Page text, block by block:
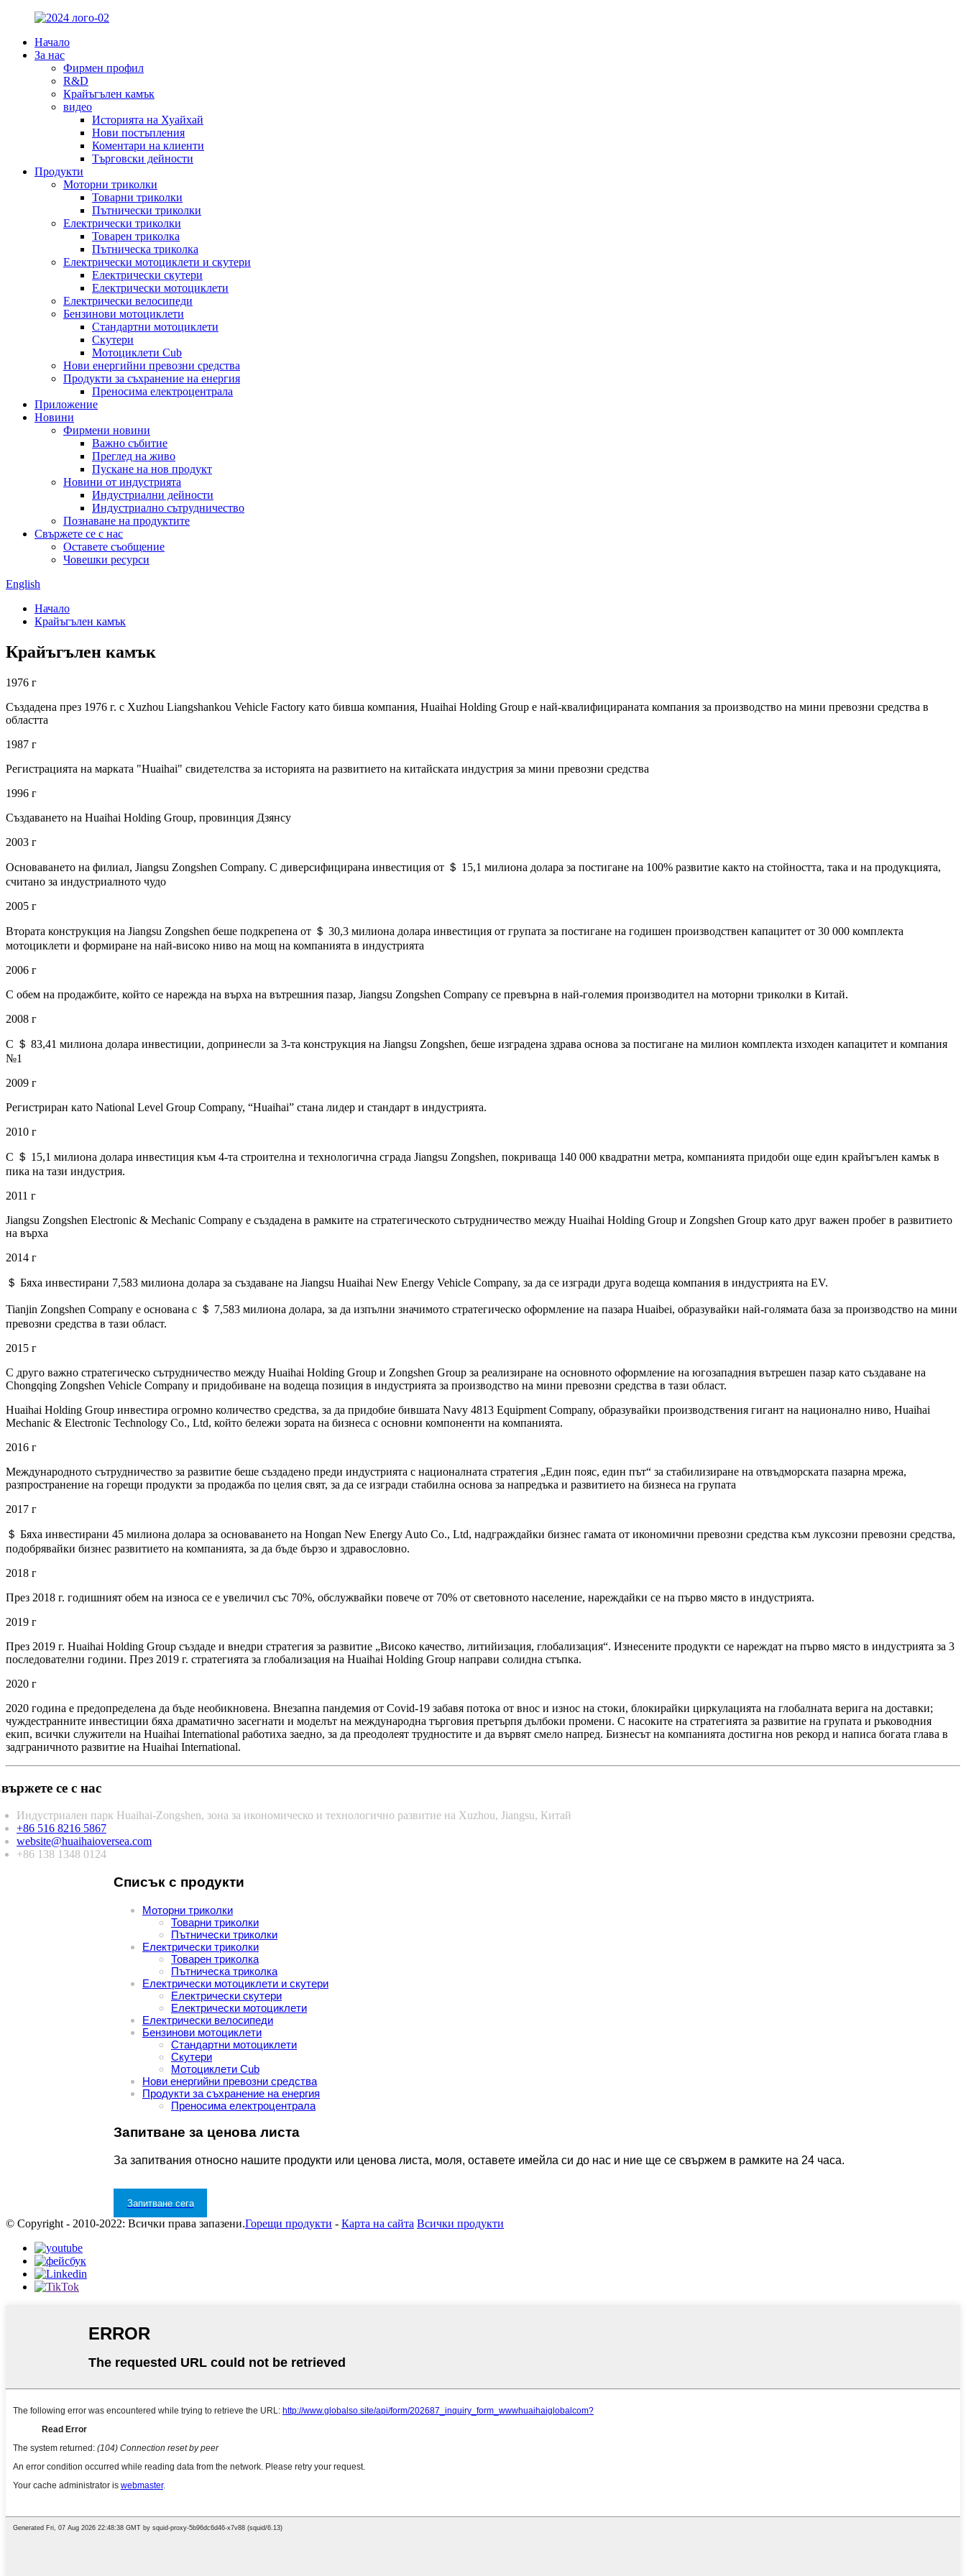
Начало
За нас
Фирмен профил
R&D
Крайъгълен камък
видео
Историята на Хуайхай
Нови постъпления
Коментари на клиенти
Търговски дейности
Продукти
Моторни триколки
Товарни триколки
Пътнически триколки
Електрически триколки
Товарен триколка
Пътническа триколка
Електрически мотоциклети и скутери
Електрически скутери
Електрически мотоциклети
Електрически велосипеди
Бензинови мотоциклети
Стандартни мотоциклети
Скутери
Мотоциклети Cub
Нови енергийни превозни средства
Продукти за съхранение на енергия
Преносима електроцентрала
Приложение
Новини
Фирмени новини
Важно събитие
Преглед на живо
Пускане на нов продукт
Новини от индустрията
Индустриални дейности
Индустриално сътрудничество
Познаване на продуктите
Свържете се с нас
Оставете съобщение
Човешки ресурси
English
Начало
Крайъгълен камък
Крайъгълен камък
1976 г
Създадена през 1976 г. с Xuzhou Liangshankou Vehicle Factory като бивша компания, Huaihai Holding Group е най-квалифицираната компания за производство на мини превозни средства в
областта
1987 г
Регистрацията на марката "Huaihai" свидетелства за историята на развитието на китайската индустрия за мини превозни средства
1996 г
Създаването на Huaihai Holding Group, провинция Дзянсу
2003 г
Основаването на филиал, Jiangsu Zongshen Company. С диверсифицирана инвестиция от ＄ 15,1 милиона долара за постигане на 100% развитие както на стойността, така и на продукцията,
считано за индустриалното чудо
2005 г
Втората конструкция на Jiangsu Zongshen беше подкрепена от ＄ 30,3 милиона долара инвестиция от групата за постигане на годишен производствен капацитет от 30 000 комплекта
мотоциклети и формиране на най-високо ниво на мощ на компанията в индустрията
2006 г
С обем на продажбите, който се нарежда на върха на вътрешния пазар, Jiangsu Zongshen Company се превърна в най-големия производител на моторни триколки в Китай.
2008 г
С ＄ 83,41 милиона долара инвестиции, допринесли за 3-та конструкция на Jiangsu Zongshen, беше изградена здрава основа за постигане на милион комплекта изходен капацитет и компания
№1
2009 г
Регистриран като National Level Group Company, “Huaihai” стана лидер и стандарт в индустрията.
2010 г
С ＄ 15,1 милиона долара инвестиция към 4-та строителна и технологична сграда Jiangsu Zongshen, покриваща 140 000 квадратни метра, компанията придоби още един крайъгълен камък в
пика на тази индустрия.
2011 г
Jiangsu Zongshen Electronic & Mechanic Company е създадена в рамките на стратегическото сътрудничество между Huaihai Holding Group и Zongshen Group като друг важен пробег в развитието
на върха
2014 г
＄ Бяха инвестирани 7,583 милиона долара за създаване на Jiangsu Huaihai New Energy Vehicle Company, за да се изгради друга водеща компания в индустрията на EV.
Tianjin Zongshen Company е основана с ＄ 7,583 милиона долара, за да изпълни значимото стратегическо оформление на пазара Huaibei, образувайки най-голямата база за производство на мини
превозни средства в тази област.
2015 г
С друго важно стратегическо сътрудничество между Huaihai Holding Group и Zongshen Group за реализиране на основното оформление на югозападния вътрешен пазар като създаване на
Chongqing Zongshen Vehicle Company и придобиване на водеща позиция в индустрията за производство на мини превозни средства в тази област.
Huaihai Holding Group инвестира огромно количество средства, за да придобие бившата Navy 4813 Equipment Company, образувайки производствения гигант на национално ниво, Huaihai
Mechanic & Electronic Technology Co., Ltd, който бележи зората на бизнеса с основни компоненти на компанията.
2016 г
Международното сътрудничество за развитие беше създадено преди индустрията с националната стратегия „Един пояс, един път“ за стабилизиране на отвъдморската пазарна мрежа,
разпространение на горещи продукти за продажба по целия свят, за да се изгради стабилна основа за напредъка и развитието на бизнеса на групата
2017 г
＄ Бяха инвестирани 45 милиона долара за основаването на Hongan New Energy Auto Co., Ltd, надграждайки бизнес гамата от икономични превозни средства към луксозни превозни средства,
подобрявайки бизнес развитието на компанията, за да бъде бързо и здравословно.
2018 г
През 2018 г. годишният обем на износа се е увеличил със 70%, обслужвайки повече от 70% от световното население, нареждайки се на първо място в индустрията.
2019 г
През 2019 г. Huaihai Holding Group създаде и внедри стратегия за развитие „Високо качество, литийизация, глобализация“. Изнесените продукти се нареждат на първо място в индустрията за 3
последователни години. През 2019 г. стратегията за глобализация на Huaihai Holding Group направи солидна стъпка.
2020 г
2020 година е предопределена да бъде необикновена. Внезапна пандемия от Covid-19 забавя потока от внос и износ на стоки, блокирайки циркулацията на глобалната верига на доставки;
чуждестранните инвестиции бяха драматично засегнати и моделът на международна търговия претърпя дълбоки промени. С насоките на стратегията за развитие на групата и ръководния
екип, всички служители на Huaihai International работиха заедно, за да преодолеят трудностите и да вървят смело напред. Бизнесът на компанията достигна нов рекорд и написа богата глава в
задграничното развитие на Huaihai International.
се с нас
Индустриален парк Huaihai-Zongshen, зона за икономическо и технологично развитие на Xuzhou, Jiangsu, Китай
+86 516 8216 5867
website@huaihaioversea.com
+86 138 1348 0124
Списък с продукти
Моторни триколки
Товарни триколки
Пътнически триколки
Електрически триколки
Товарен триколка
Пътническа триколка
Електрически мотоциклети и скутери
Електрически скутери
Електрически мотоциклети
Електрически велосипеди
Бензинови мотоциклети
Стандартни мотоциклети
Скутери
Мотоциклети Cub
Нови енергийни превозни средства
Продукти за съхранение на енергия
Преносима електроцентрала
Запитване за ценова листа
За запитвания относно нашите продукти или ценова листа, моля, оставете имейла си до нас и ние ще се свържем в рамките на 24 часа.
Запитване сега
© Copyright - 2010-2022: Всички права запазени.Горещи продукти - Карта на сайта Всички продукти